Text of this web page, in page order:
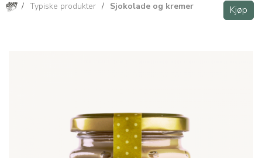
/ Typiske produkter / Sjokolade og kremer Kjøp
Pistasjekrem 220g Kjøp